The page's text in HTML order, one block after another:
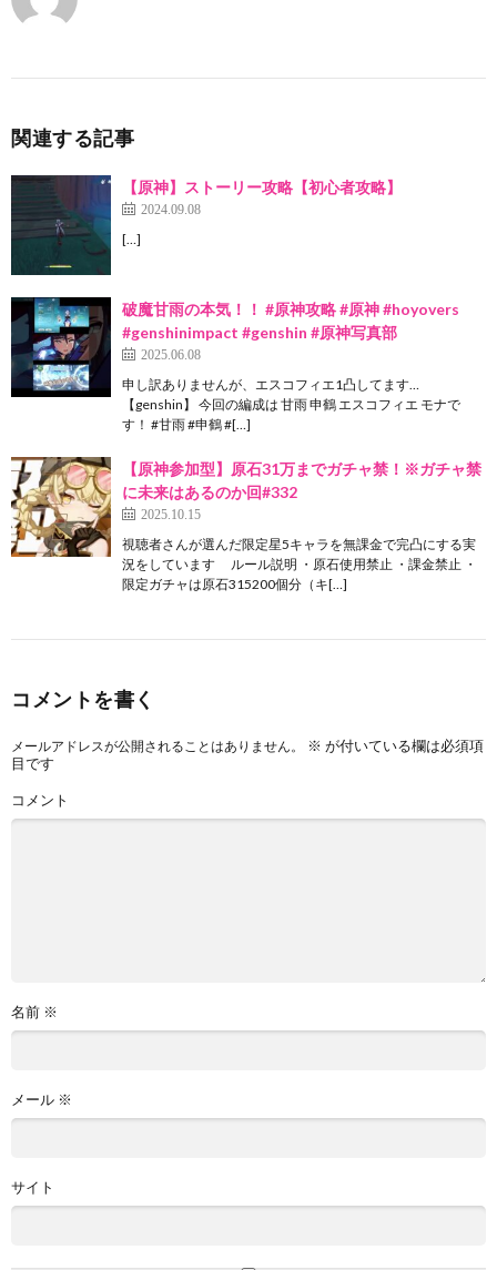
関連する記事
【原神】ストーリー攻略【初心者攻略】
2024.09.08
[…]
破魔甘雨の本気！！ #原神攻略 #原神 #hoyovers
#genshinimpact #genshin #原神写真部
2025.06.08
申し訳ありませんが、エスコフィエ1凸してます…
【genshin】 今回の編成は 甘雨 申鶴 エスコフィエ モナで
す！ #甘雨 #申鶴 #[…]
【原神参加型】原石31万までガチャ禁！※ガチャ禁
に未来はあるのか回#332
2025.10.15
視聴者さんが選んだ限定星5キャラを無課金で完凸にする実
況をしています ルール説明 ・原石使用禁止 ・課金禁止 ・
限定ガチャは原石315200個分（キ[…]
コメントを書く
メールアドレスが公開されることはありません。 ※ が付いている欄は必須項
目です
コメント
名前 ※
メール ※
サイト